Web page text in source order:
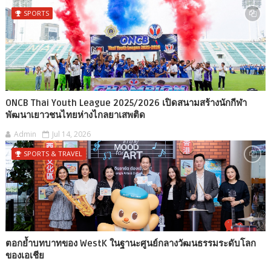
SPORTS
ONCB Thai Youth League 2025/2026 เปิดสนามสร้างนักกีฬา
พัฒนาเยาวชนไทยห่างไกลยาเสพติด
Admin Jul 14, 2026
SPORTS & TRAVEL
ตอกย้ำบทบาทของ WestK ในฐานะศูนย์กลางวัฒนธรรมระดับโลก
ของเอเชีย